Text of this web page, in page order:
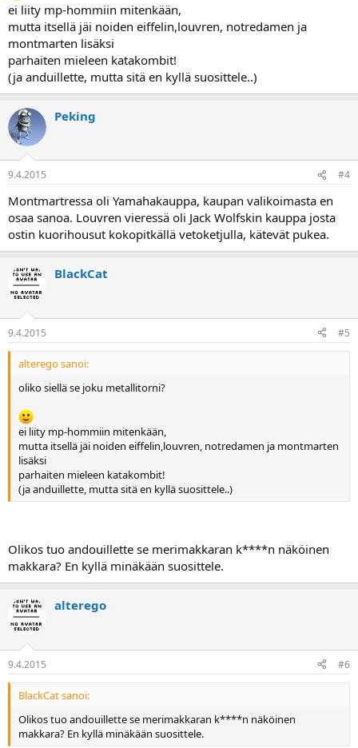
ei liity mp-hommiin mitenkään,
mutta itsellä jäi noiden eiffelin,louvren, notredamen ja
montmarten lisäksi
parhaiten mieleen katakombit!
(ja anduillette, mutta sitä en kyllä suosittele..)
Peking
9.4.2015 #4
Montmartressa oli Yamahakauppa, kaupan valikoimasta en
osaa sanoa. Louvren vieressä oli Jack Wolfskin kauppa josta
ostin kuorihousut kokopitkällä vetoketjulla, kätevät pukea.
BlackCat
9.4.2015 #5
alterego sanoi:
oliko siellä se joku metallitorni?
ei liity mp-hommiin mitenkään,
mutta itsellä jäi noiden eiffelin,louvren, notredamen ja montmarten
lisäksi
parhaiten mieleen katakombit!
(ja anduillette, mutta sitä en kyllä suosittele..)
Olikos tuo andouillette se merimakkaran k****n näköinen
makkara? En kyllä minäkään suosittele.
alterego
9.4.2015 #6
BlackCat sanoi:
Olikos tuo andouillette se merimakkaran k****n näköinen
makkara? En kyllä minäkään suosittele.